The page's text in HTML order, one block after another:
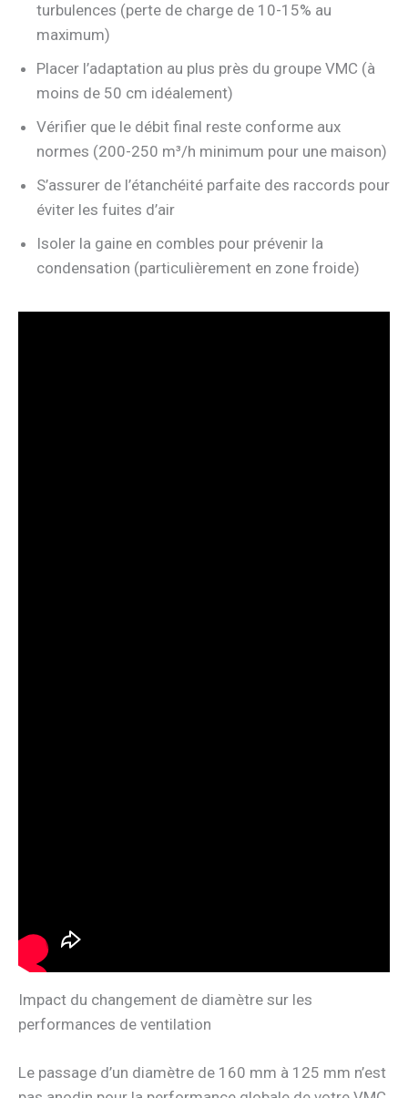
turbulences (perte de charge de 10-15% au
maximum)
Placer l’adaptation au plus près du groupe VMC (à
moins de 50 cm idéalement)
Vérifier que le débit final reste conforme aux
normes (200-250 m³/h minimum pour une maison)
S’assurer de l’étanchéité parfaite des raccords pour
éviter les fuites d’air
Isoler la gaine en combles pour prévenir la
condensation (particulièrement en zone froide)
Impact du changement de diamètre sur les
performances de ventilation
Le passage d’un diamètre de 160 mm à 125 mm n’est